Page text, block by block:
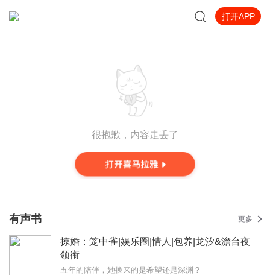
打开APP
很抱歉，内容走丢了
有声书 更多
掠婚：笼中雀|娱乐圈|情人|包养|龙汐&澹台夜
领衔
五年的陪伴，她换来的是希望还是深渊？